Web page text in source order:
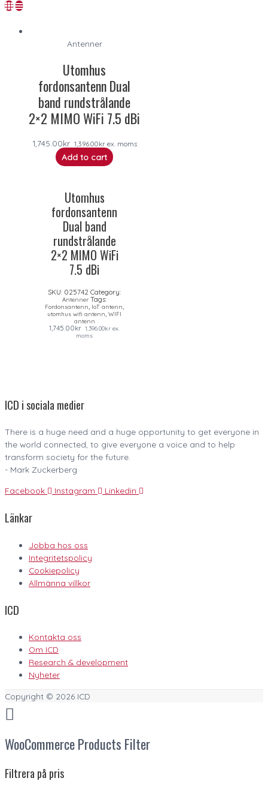
Antenner
Utomhus
fordonsantenn Dual
band rundstrålande
2×2 MIMO WiFi 7.5 dBi
1,745.00kr 1,396.00krex. moms
Add to cart
Utomhus
fordonsantenn
Dual band
rundstrålande
2×2 MIMO WiFi
7.5 dBi
SKU: 025742 Category:
Antenner Tags:
Fordonsantenn, IoT antenn,
utomhus wifi antenn, WIFI
antenn
1,745.00kr 1,396.00kr ex.
moms
ICD i sociala medier
There is a huge need and a huge opportunity to get everyone in
the world connected, to give everyone a voice and to help
transform society for the future.
- Mark Zuckerberg
Facebook Instagram Linkedin
Länkar
Jobba hos oss
Integritetspolicy
Cookiepolicy
Allmänna villkor
ICD
Kontakta oss
Om ICD
Research & development
Nyheter
Copyright © 2026 ICD
WooCommerce Products Filter
Filtrera på pris